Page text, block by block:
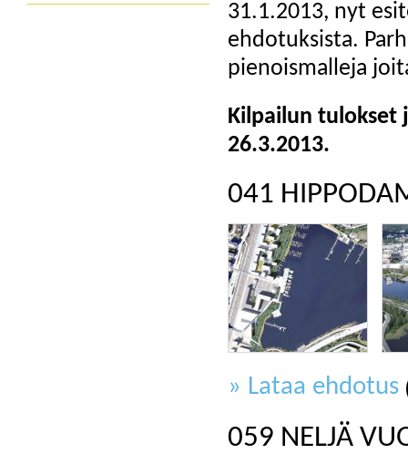
31.1.2013, nyt
ehdotuksista.
pienoismalleja
Kilpailun tulokset
26.3.2013.
041
» Lataa ehdotus
059 NELJÄ